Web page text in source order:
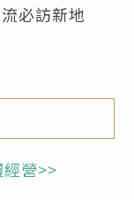
必訪新地
經營>>